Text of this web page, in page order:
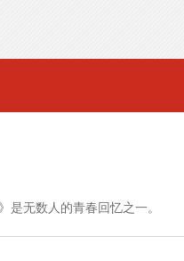
无数人的青春回忆之一。